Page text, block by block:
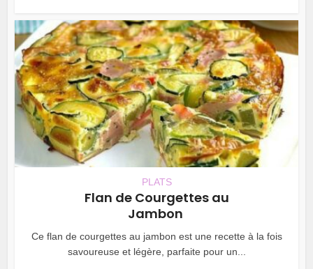
PLATS
Flan de Courgettes au
Jambon
Ce flan de courgettes au jambon est une recette à la fois
savoureuse et légère, parfaite pour un...